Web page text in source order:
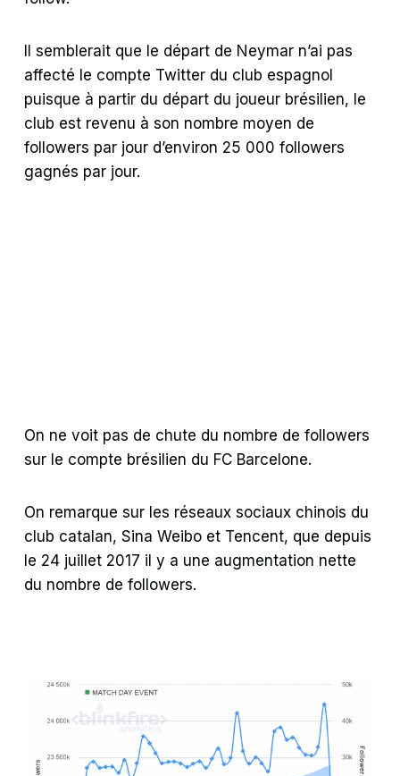
Il semblerait que le départ de Neymar n’ai pas
affecté le compte Twitter du club espagnol
puisque à partir du départ du joueur brésilien, le
club est revenu à son nombre moyen de
followers par jour d’environ 25 000 followers
gagnés par jour.
On ne voit pas de chute du nombre de followers
sur le compte brésilien du FC Barcelone.
On remarque sur les réseaux sociaux chinois du
club catalan, Sina Weibo et Tencent, que depuis
le 24 juillet 2017 il y a une augmentation nette
du nombre de followers.